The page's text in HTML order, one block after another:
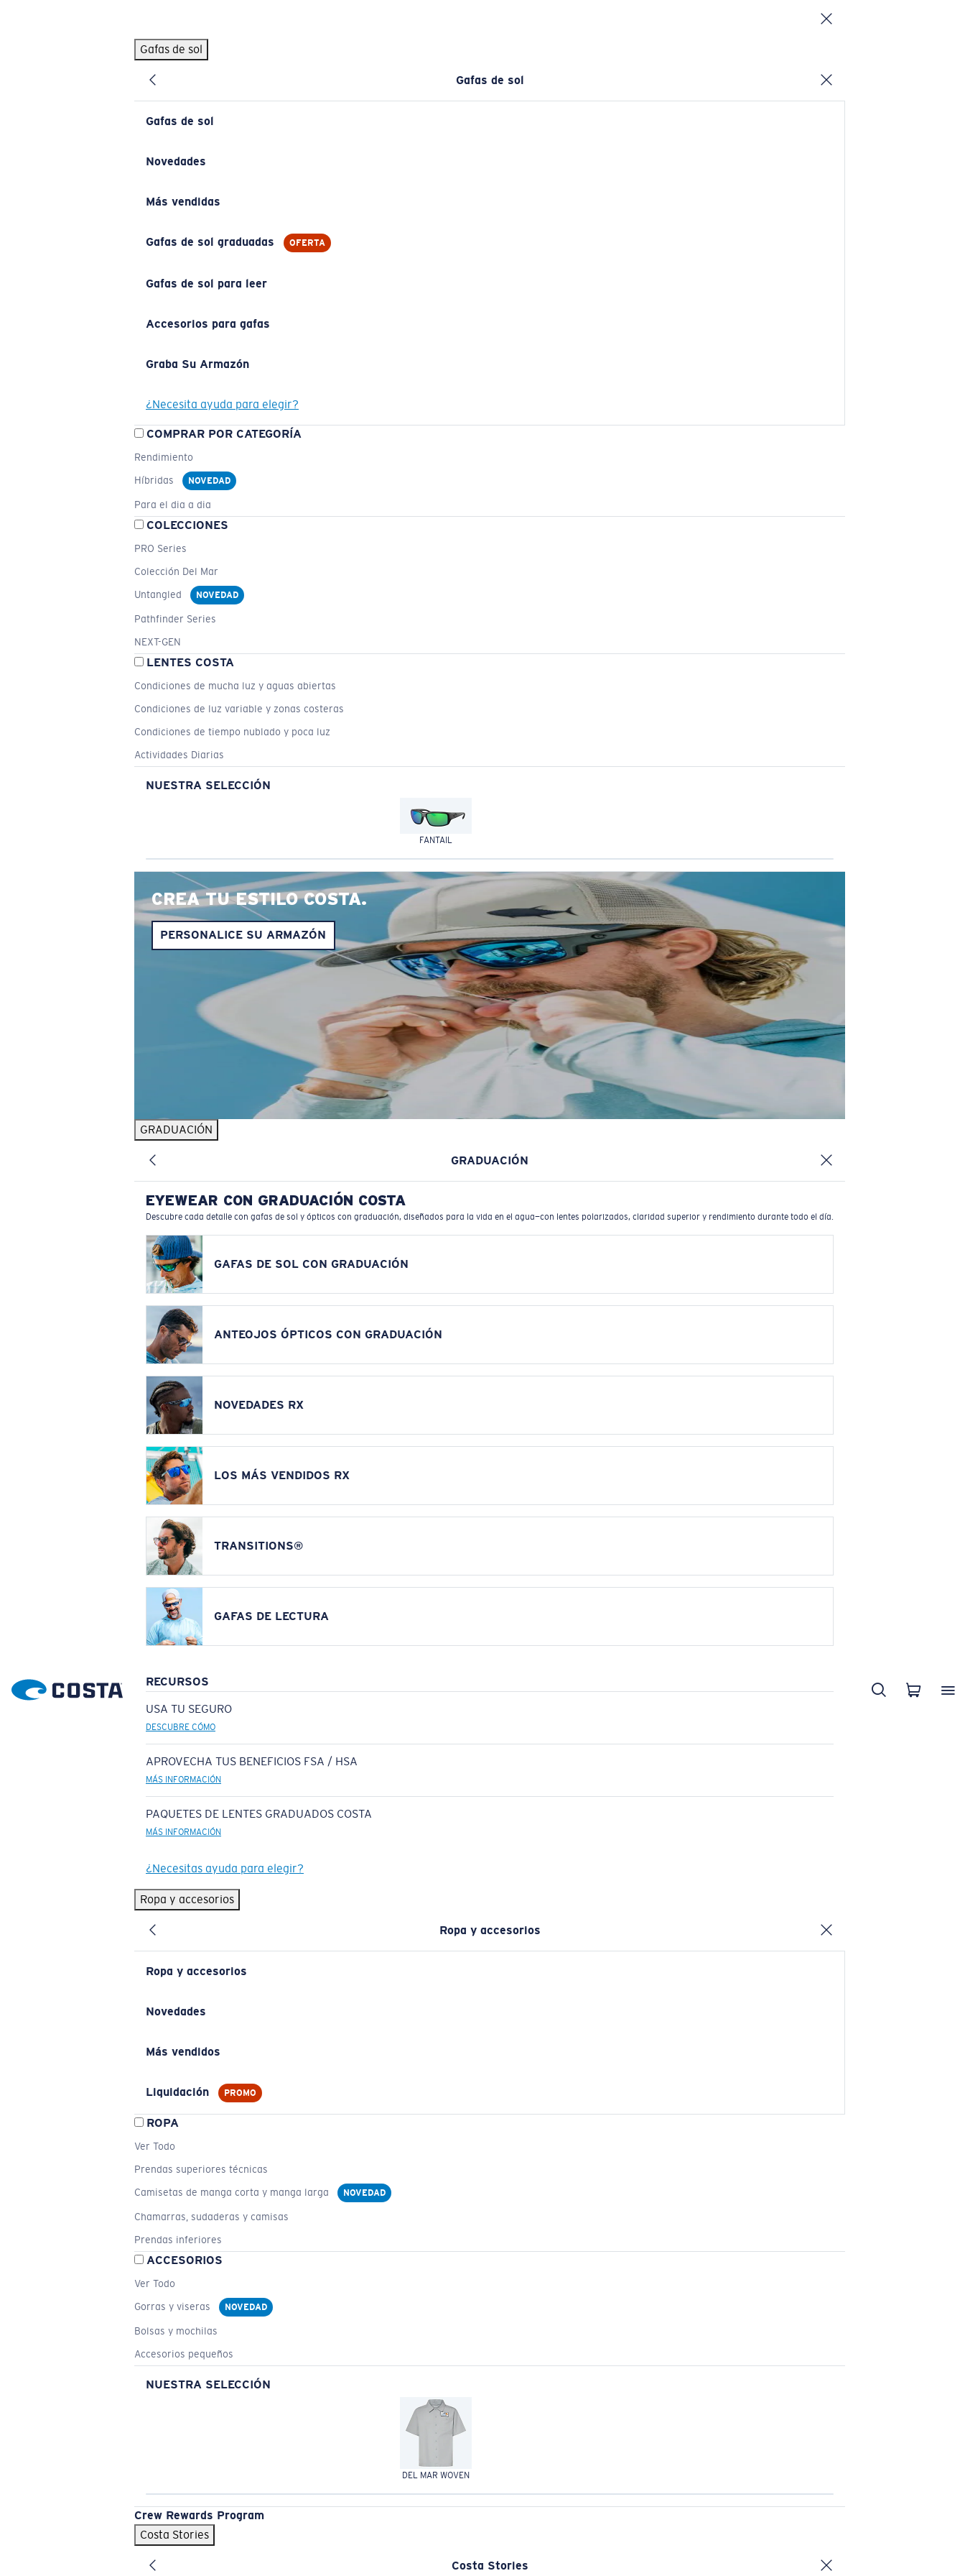
Gafas de sol
Gafas de sol
Gafas de sol
Novedades
Más vendidas
Gafas de sol graduadas OFERTA
Gafas de sol para leer
Accesorios para gafas
Graba Su Armazón
¿Necesita ayuda para elegir?
COMPRAR POR CATEGORÍA
Rendimiento
Híbridas
NOVEDAD
Para el dia a dia
COLECCIONES
PRO Series
Colección Del Mar
Untangled
NOVEDAD
Pathfinder Series
NEXT-GEN
LENTES COSTA
Condiciones de mucha luz y aguas abiertas
Condiciones de luz variable y zonas costeras
Condiciones de tiempo nublado y poca luz
Actividades Diarias
NUESTRA SELECCIÓN
FANTAIL
CREA TU ESTILO COSTA.
PERSONALICE SU ARMAZÓN
GRADUACIÓN
GRADUACIÓN
EYEWEAR CON GRADUACIÓN COSTA
Descubre cada detalle con gafas de sol y ópticos con graduación, diseñados para la vida en el agua—con lentes polarizados, claridad superior y rendimiento durante todo el día.
GAFAS DE SOL CON GRADUACIÓN
ANTEOJOS ÓPTICOS CON GRADUACIÓN
NOVEDADES RX
LOS MÁS VENDIDOS RX
TRANSITIONS®
GAFAS DE LECTURA
RECURSOS
USA TU SEGURO
DESCUBRE CÓMO
APROVECHA TUS BENEFICIOS FSA / HSA
MÁS INFORMACIÓN
PAQUETES DE LENTES GRADUADOS COSTA
MÁS INFORMACIÓN
¿Necesitas ayuda para elegir?
Ropa y accesorios
Ropa y accesorios
Ropa y accesorios
Novedades
Más vendidos
Liquidación PROMO
ROPA
Ver Todo
Prendas superiores técnicas
Camisetas de manga corta y manga larga
NOVEDAD
Chamarras, sudaderas y camisas
Prendas inferiores
ACCESORIOS
Ver Todo
Gorras y viseras
NOVEDAD
Bolsas y mochilas
Accesorios pequeños
NUESTRA SELECCIÓN
DEL MAR WOVEN
Crew Rewards Program
Costa Stories
Costa Stories
BÚSQUEDAS POPULARES
Pilothouse PRO Limited Edition Pack
Gafas de sol personalizadas
Los más vendidos de gafas de sol